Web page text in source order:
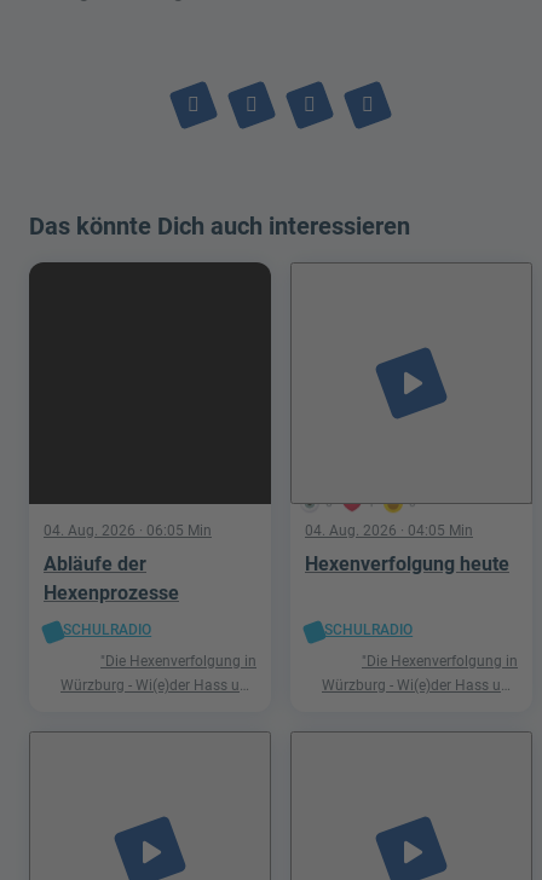
Das könnte Dich auch interessieren
04. Aug. 2026 · 06:05 Min
Abläufe der
Hexenprozesse
SCHULRADIO
"Die Hexenverfolgung in
Würzburg - Wi(e)der Hass und
6 1 0
play_arrow
04. Aug. 2026 · 04:05 Min
Hexenverfolgung heute
SCHULRADIO
"Die Hexenverfolgung in
Würzburg - Wi(e)der Hass und
play_arrow play_arrow